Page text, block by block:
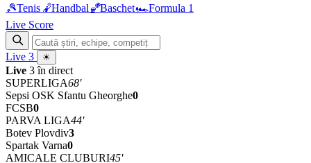
🎾Tenis 🤾Handbal🏀Baschet🏎Formula 1
Live Score
Live 3 ☀
Live 3 în direct
SUPERLIGA68'
Sepsi OSK Sfantu Gheorghe0
FCSB0
PARVA LIGA44'
Botev Plovdiv3
Spartak Varna0
AMICALE CLUBURI45'